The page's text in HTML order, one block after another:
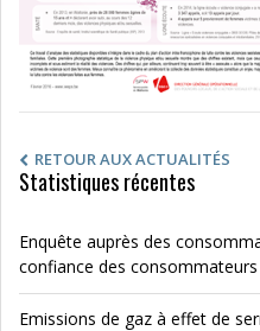
RETOUR AUX ACTUALITÉS
Statistiques récentes
Enquête auprès des
confiance des consommateurs
Emissions de gaz à effet de